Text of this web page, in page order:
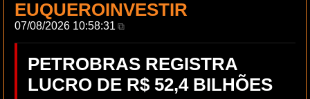
EUQUEROINVESTIR
07/08/2026 10:58:31 ⧉
PETROBRAS REGISTRA
LUCRO DE R$ 52,4 BILHÕES